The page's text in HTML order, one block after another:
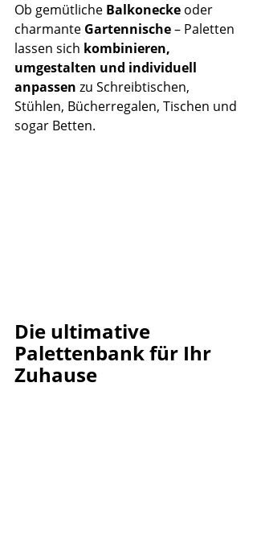
Ob gemütliche Balkonecke oder
charmante Gartennische – Paletten
lassen sich kombinieren,
umgestalten und individuell
anpassen zu Schreibtischen,
Stühlen, Bücherregalen, Tischen und
sogar Betten.
Die ultimative
Palettenbank für Ihr
Zuhause